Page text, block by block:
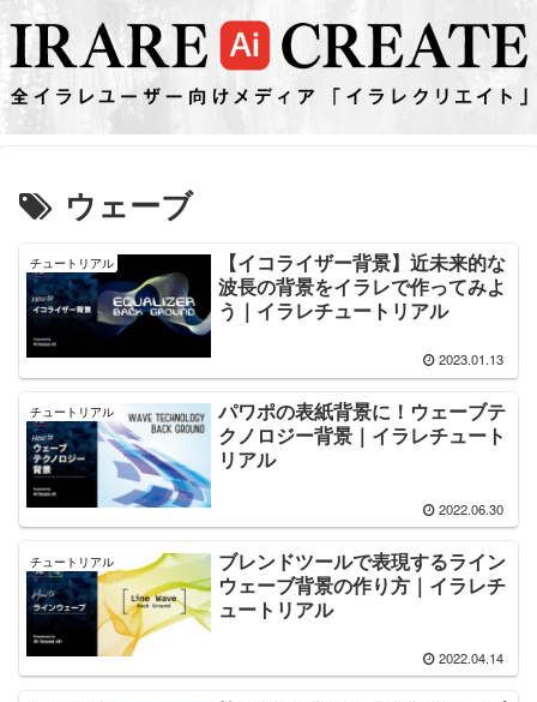
ウェーブ
チュートリアル
【イコライザー背景】近未来的な
波長の背景をイラレで作ってみよ
う｜イラレチュートリアル
2023.01.13
チュートリアル
パワポの表紙背景に！ウェーブテ
クノロジー背景｜イラレチュート
リアル
2022.06.30
チュートリアル
ブレンドツールで表現するライン
ウェーブ背景の作り方｜イラレチ
ュートリアル
2022.04.14